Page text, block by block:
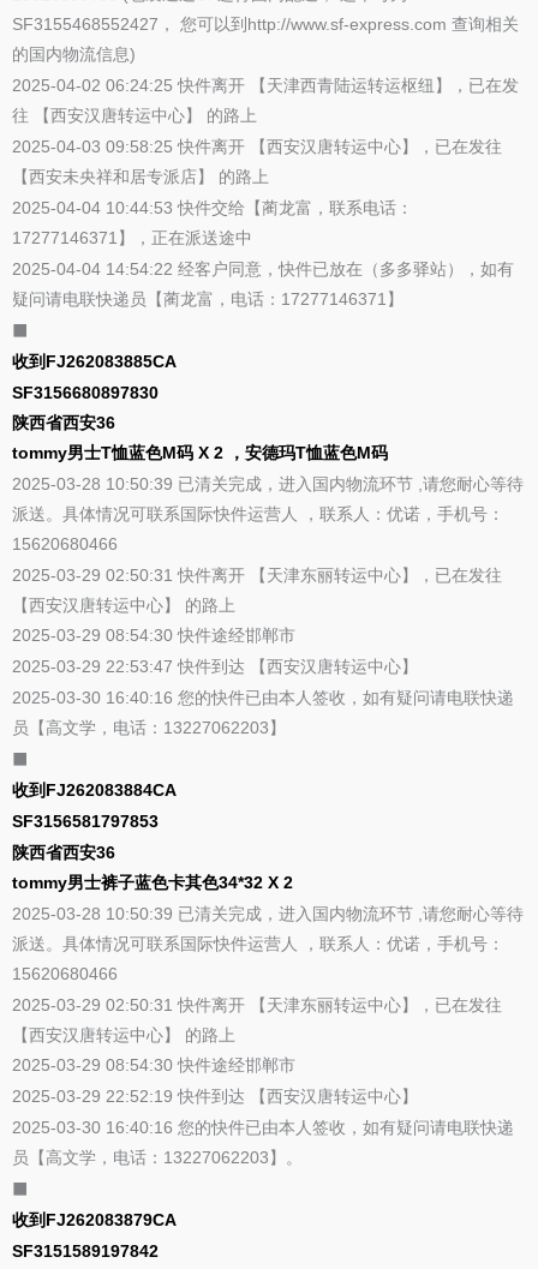
SF3155468552427， 您可以到http://www.sf-express.com 查询相关
的国内物流信息)
2025-04-02 06:24:25 快件离开 【天津西青陆运转运枢纽】，已在发
往 【西安汉唐转运中心】 的路上
2025-04-03 09:58:25 快件离开 【西安汉唐转运中心】，已在发往
【西安未央祥和居专派店】 的路上
2025-04-04 10:44:53 快件交给【蔺龙富，联系电话：
17277146371】，正在派送途中
2025-04-04 14:54:22 经客户同意，快件已放在（多多驿站），如有
疑问请电联快递员【蔺龙富，电话：17277146371】
收到FJ262083885CA
SF3156680897830
陕西省西安36
tommy男士T恤蓝色M码 X 2 ，安德玛T恤蓝色M码
2025-03-28 10:50:39 已清关完成，进入国内物流环节 ,请您耐心等待
派送。具体情况可联系国际快件运营人 ，联系人：优诺，手机号：
15620680466
2025-03-29 02:50:31 快件离开 【天津东丽转运中心】，已在发往
【西安汉唐转运中心】 的路上
2025-03-29 08:54:30 快件途经邯郸市
2025-03-29 22:53:47 快件到达 【西安汉唐转运中心】
2025-03-30 16:40:16 您的快件已由本人签收，如有疑问请电联快递
员【高文学，电话：13227062203】
收到FJ262083884CA
SF3156581797853
陕西省西安36
tommy男士裤子蓝色卡其色34*32 X 2
2025-03-28 10:50:39 已清关完成，进入国内物流环节 ,请您耐心等待
派送。具体情况可联系国际快件运营人 ，联系人：优诺，手机号：
15620680466
2025-03-29 02:50:31 快件离开 【天津东丽转运中心】，已在发往
【西安汉唐转运中心】 的路上
2025-03-29 08:54:30 快件途经邯郸市
2025-03-29 22:52:19 快件到达 【西安汉唐转运中心】
2025-03-30 16:40:16 您的快件已由本人签收，如有疑问请电联快递
员【高文学，电话：13227062203】。
收到FJ262083879CA
SF3151589197842